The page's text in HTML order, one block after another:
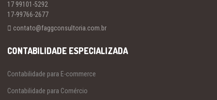
17 99101-5292
17-99766-2677
contato@faggconsultoria.com.br
CONTABILIDADE ESPECIALIZADA
Contabilidade para E-commerce
Contabilidade para Comércio